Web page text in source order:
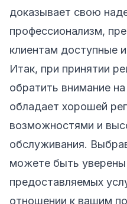
доказывает свою
профессионализм,
клиентам доступные
Итак, при принятии
обратить внимание
обладает хорошей
возможностями и
обслуживания.
можете быть уверены
предоставляемых
отношении к вашим